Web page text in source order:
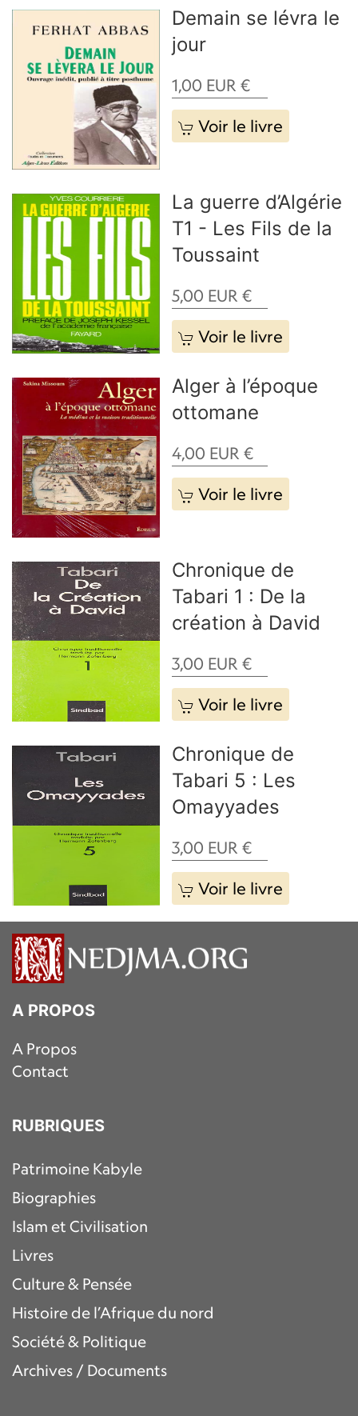
Demain se lévra le
jour
1,00 EUR €
Voir le livre
La guerre d’Algérie
T1 - Les Fils de la
Toussaint
5,00 EUR €
Voir le livre
Alger à l’époque
ottomane
4,00 EUR €
Voir le livre
Chronique de
Tabari 1 : De la
création à David
3,00 EUR €
Voir le livre
Chronique de
Tabari 5 : Les
Omayyades
3,00 EUR €
Voir le livre
A PROPOS
A Propos
Contact
RUBRIQUES
Patrimoine Kabyle
Biographies
Islam et Civilisation
Livres
Culture & Pensée
Histoire de l’Afrique du nord
Société & Politique
Archives / Documents